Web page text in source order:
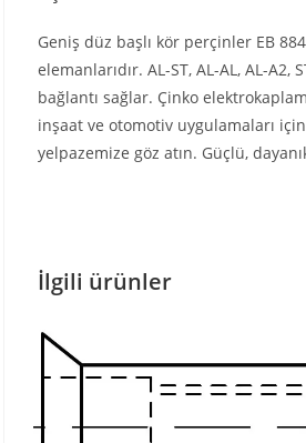
Geniş düz başlı kör perçinler EB
elemanlarıdır. AL-ST, AL-AL, AL-
bağlantı sağlar. Çinko
inşaat ve otomotiv uygulamaları
yelpazemize göz atın. Güçlü,
İlgili ürünler